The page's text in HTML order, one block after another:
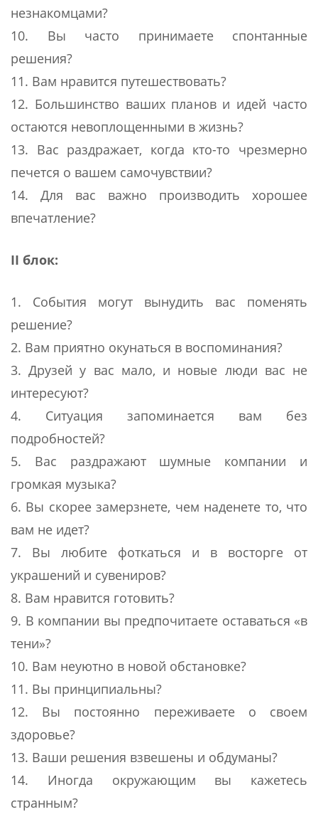
незнакомцами?
10. Вы часто принимаете спонтанные
решения?
11. Вам нравится путешествовать?
12. Большинство ваших планов и идей часто
остаются невоплощенными в жизнь?
13. Вас раздражает, когда кто-то чрезмерно
печется о вашем самочувствии?
14. Для вас важно производить хорошее
впечатление?
II блок:
1. События могут вынудить вас поменять
решение?
2. Вам приятно окунаться в воспоминания?
3. Друзей у вас мало, и новые люди вас не
интересуют?
4. Ситуация запоминается вам без
подробностей?
5. Вас раздражают шумные компании и
громкая музыка?
6. Вы скорее замерзнете, чем наденете то, что
вам не идет?
7. Вы любите фоткаться и в восторге от
украшений и сувениров?
8. Вам нравится готовить?
9. В компании вы предпочитаете оставаться «в
тени»?
10. Вам неуютно в новой обстановке?
11. Вы принципиальны?
12. Вы постоянно переживаете о своем
здоровье?
13. Ваши решения взвешены и обдуманы?
14. Иногда окружающим вы кажетесь
странным?